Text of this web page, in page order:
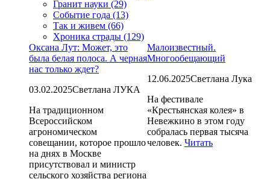
Гранит науки (29)
Событие года (13)
Так и живем (66)
Хроника страды (129)
Малоизвестный.
Многообещающий
12.06.2025Светлана Лука
На фестивале
«Крестьянская колея» в
Невежкино в этом году
собралась первая тысяча
человек. Читать
Оксана Лут: Может, это
была белая полоса. А черная
нас только ждет?
03.02.2025Светлана ЛУКА
На традиционном
Всероссийском
агрономическом
совещании, которое прошло
на днях в Москве
присутствовал и министр
сельского хозяйства региона